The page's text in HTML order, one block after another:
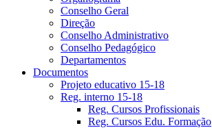
Conselho Geral
Direção
Conselho Administrativo
Conselho Pedagógico
Departamentos
Documentos
Projeto educativo 15-18
Reg. interno 15-18
Reg. Cursos Profissionais
Reg. Cursos Edu. Formação